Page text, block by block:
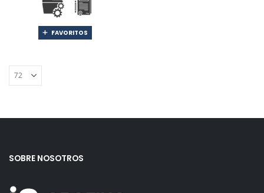
FAVORITOS
SOBRE NOSOTROS